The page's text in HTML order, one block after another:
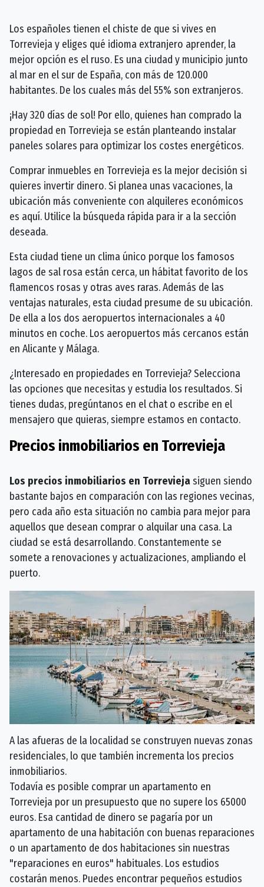
Los españoles tienen el chiste de que si vives en
Torrevieja y eliges qué idioma extranjero aprender, la
mejor opción es el ruso. Es una ciudad y municipio junto
al mar en el sur de España, con más de 120.000
habitantes. De los cuales más del 55% son extranjeros.
¡Hay 320 días de sol! Por ello, quienes han comprado la
propiedad en Torrevieja se están planteando instalar
paneles solares para optimizar los costes energéticos.
Comprar inmuebles en Torrevieja es la mejor decisión si
quieres invertir dinero. Si planea unas vacaciones, la
ubicación más conveniente con alquileres económicos
es aquí. Utilice la búsqueda rápida para ir a la sección
deseada.
Esta ciudad tiene un clima único porque los famosos
lagos de sal rosa están cerca, un hábitat favorito de los
flamencos rosas y otras aves raras. Además de las
ventajas naturales, esta ciudad presume de su ubicación.
De ella a los dos aeropuertos internacionales a 40
minutos en coche. Los aeropuertos más cercanos están
en Alicante y Málaga.
¿Interesado en propiedades en Torrevieja? Selecciona
las opciones que necesitas y estudia los resultados. Si
tienes dudas, pregúntanos en el chat o escribe en el
mensajero que quieras, siempre estamos en contacto.
Precios inmobiliarios en Torrevieja
Los precios inmobiliarios en Torreviejasiguen siendo
bastante bajos en comparación con las regiones vecinas,
pero cada año esta situación no cambia para mejor para
aquellos que desean comprar o alquilar una casa. La
ciudad se está desarrollando. Constantemente se
somete a renovaciones y actualizaciones, ampliando el
puerto.
A las afueras de la localidad se construyen nuevas zonas
residenciales, lo que también incrementa los precios
inmobiliarios.
Todavía es posible comprar un apartamento en
Torrevieja por un presupuesto que no supere los 65000
euros. Esa cantidad de dinero se pagaría por un
apartamento de una habitación con buenas reparaciones
o un apartamento de dos habitaciones sin nuestras
"reparaciones en euros" habituales. Los estudios
costarán menos. Puedes encontrar pequeños estudios